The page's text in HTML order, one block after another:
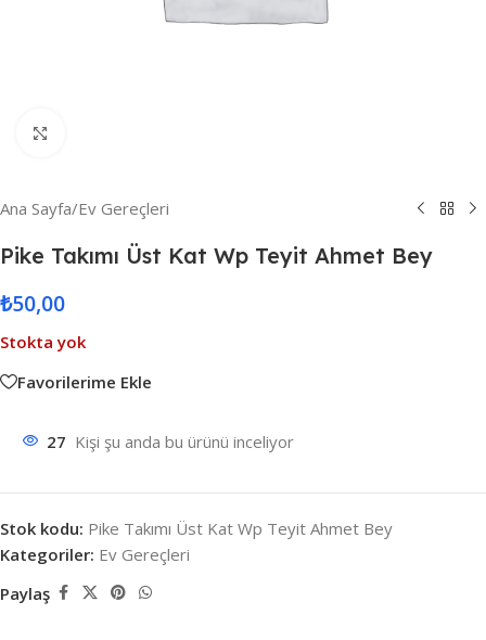
Ana Sayfa/Ev Gereçleri
Pike Takımı Üst Kat Wp Teyit Ahmet Bey
₺50,00
Stokta yok
Favorilerime Ekle
27 Kişi şu anda bu ürünü inceliyor
Stok kodu: Pike Takımı Üst Kat Wp Teyit Ahmet Bey
Kategoriler: Ev Gereçleri
Paylaş